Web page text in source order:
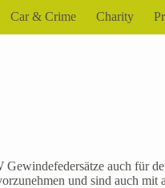
Car & Crime Charity
auch
und sind auch mit